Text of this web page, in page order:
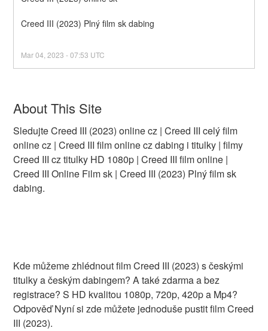
Creed III (2023) Plný film sk dabing
Mar04,2023 -07:53 UTC
About This Site
Sledujte Creed III (2023) online cz | Creed III celý film
online cz | Creed III film online cz dabing i titulky | filmy
Creed III cz titulky HD 1080p | Creed III film online |
Creed III Online Film sk | Creed III (2023) Plný film sk
dabing.
Kde můžeme zhlédnout film Creed III (2023) s českými
titulky a českým dabingem? A také zdarma a bez
registrace? S HD kvalitou 1080p, 720p, 420p a Mp4?
Odpověď Nyní si zde můžete jednoduše pustit film Creed
III (2023).